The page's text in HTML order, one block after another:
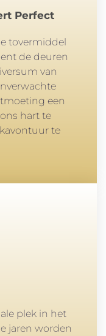
Perfect
tovermiddel
de deuren
van
een
hart te
te
plek in het
jaren worden